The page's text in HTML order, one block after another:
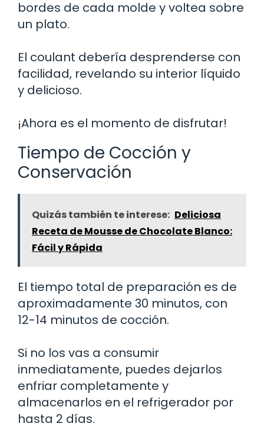
bordes de cada molde y voltea sobre
un plato.
El coulant debería desprenderse con
facilidad, revelando su interior líquido
y delicioso.
¡Ahora es el momento de disfrutar!
Tiempo de Cocción y
Conservación
Quizás también te interese: Deliciosa
Receta de Mousse de Chocolate Blanco:
Fácil y Rápida
El tiempo total de preparación es de
aproximadamente 30 minutos, con
12-14 minutos de cocción.
Si no los vas a consumir
inmediatamente, puedes dejarlos
enfriar completamente y
almacenarlos en el refrigerador por
hasta 2 días.